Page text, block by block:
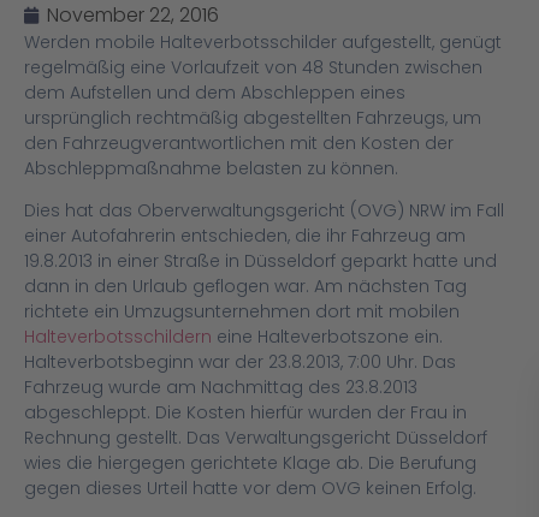
November 22, 2016
Werden mobile Halteverbotsschilder aufgestellt, genügt
regelmäßig eine Vorlaufzeit von 48 Stunden zwischen
dem Aufstellen und dem Abschleppen eines
ursprünglich rechtmäßig abgestellten Fahrzeugs, um
den Fahrzeugverantwortlichen mit den Kosten der
Abschleppmaßnahme belasten zu können.
Dies hat das Oberverwaltungsgericht (OVG) NRW im Fall
einer Autofahrerin entschieden, die ihr Fahrzeug am
19.8.2013 in einer Straße in Düsseldorf geparkt hatte und
dann in den Urlaub geflogen war. Am nächsten Tag
richtete ein Umzugsunternehmen dort mit mobilen
Halteverbotsschildern eine Halteverbotszone ein.
Halteverbotsbeginn war der 23.8.2013, 7:00 Uhr. Das
Fahrzeug wurde am Nachmittag des 23.8.2013
abgeschleppt. Die Kosten hierfür wurden der Frau in
Rechnung gestellt. Das Verwaltungsgericht Düsseldorf
wies die hiergegen gerichtete Klage ab. Die Berufung
gegen dieses Urteil hatte vor dem OVG keinen Erfolg.